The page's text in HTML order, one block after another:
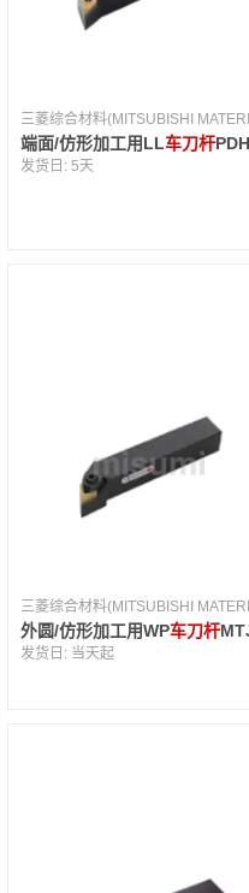
端面/仿形加工用LL车刀杆
发货日:5天
外圆/仿形加工用WP车刀杆
发货日: 当天起